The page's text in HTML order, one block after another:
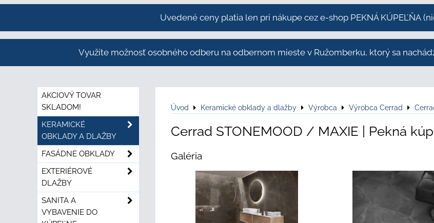
Uvedené ceny platia len pri nákupe cez e-shop PEKNÁ KÚPEĽŇA
Využite možnosť osobného odberu na odbernom mieste v Ružomberku, ktorý sa
Úvod Keramické obklady a dlažby Výrobca Výrobca Cerrad
Cerrad STONEMOOD / MAXIE | Pekná
Galéria
AKCIOVÝ TOVAR
SKLADOM!
KERAMICKÉ
OBKLADY A DLAŽBY
FASÁDNE OBKLADY
EXTERIÉROVÉ
DLAŽBY
SANITA A
VYBAVENIE DO